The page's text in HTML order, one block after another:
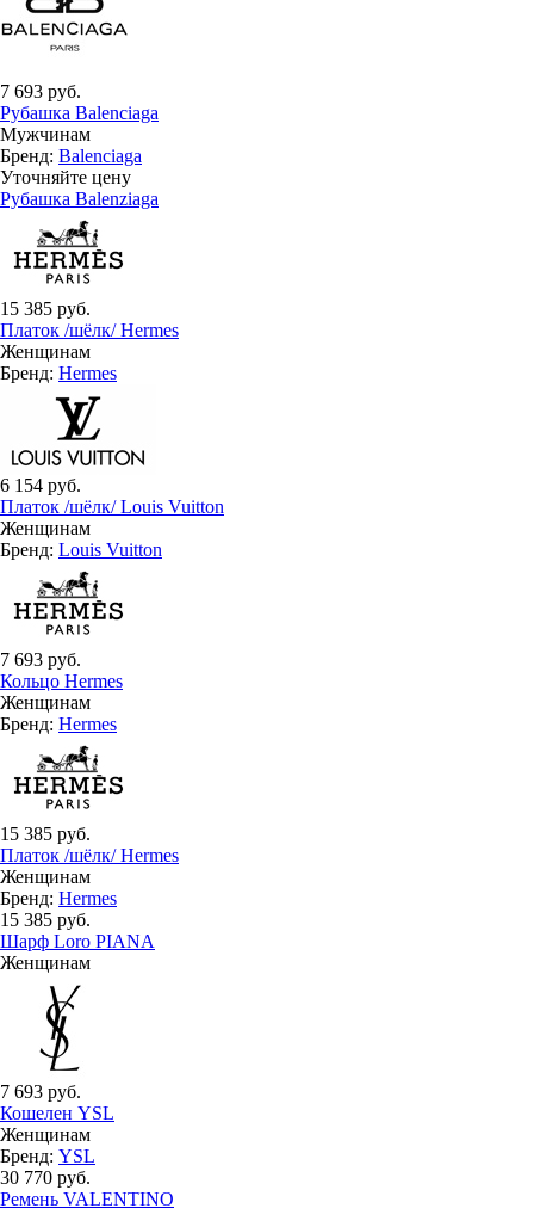
7 693 руб.
Рубашка Balenciaga
Мужчинам
Бренд: Balenciaga
Уточняйте цену
Рубашка Balenziaga
15 385 руб.
Платок /шёлк/ Hermes
Женщинам
Бренд: Hermes
6 154 руб.
Платок /шёлк/ Louis Vuitton
Женщинам
Бренд: Louis Vuitton
7 693 руб.
Кольцо Hermes
Женщинам
Бренд: Hermes
15 385 руб.
Платок /шёлк/ Hermes
Женщинам
Бренд: Hermes
15 385 руб.
Шарф Loro PIANA
Женщинам
7 693 руб.
Кошелен YSL
Женщинам
Бренд: YSL
30 770 руб.
Ремень VALENTINO